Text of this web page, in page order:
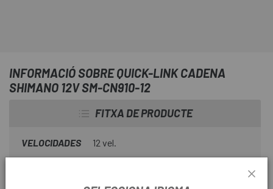
INFORMACIÓ SOBRE QUICK-LINK CADENA
SHIMANO 12V SM-CN910-12
FITXA DE PRODUCTE
VELOCIDADES 12 vel.